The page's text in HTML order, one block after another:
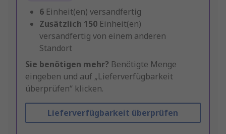
6 Einheit(en) versandfertig
Zusätzlich 150 Einheit(en)
versandfertig von einem anderen
Standort
Sie benötigen mehr? Benötigte Menge
eingeben und auf „Lieferverfügbarkeit
überprüfen“ klicken.
Lieferverfügbarkeit überprüfen